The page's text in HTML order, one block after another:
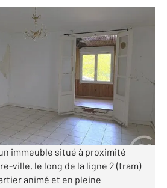
€
T2 de 43 m2 au premier
immeuble situé à proximité
ville, le long de la ligne 2 (tram)
animé et en pleine